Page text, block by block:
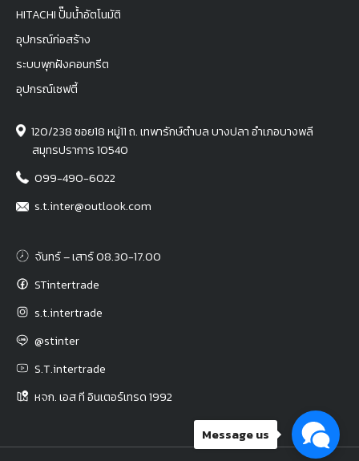
HITACHI ปั๊มน้ำอัตโนมัติ
อุปกรณ์ก่อสร้าง
ระบบพุกฝังคอนกรีต
อุปกรณ์เซฟตี้
120/238 ซอย18 หมู่11 ถ. เทพารักษ์ตำบล บางปลา อำเภอบางพลี
สมุทรปราการ 10540
099-490-6022
s.t.inter@outlook.com
จันทร์ – เสาร์ 08.30-17.00
STintertrade
s.t.intertrade
@stinter
S.T.intertrade
หจก. เอส ที อินเตอร์เทรด 1992
Message us